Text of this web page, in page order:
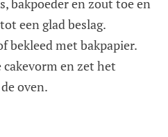
een glad beslag.
bekleed met bakpapier.
cakevorm en zet het
oven.